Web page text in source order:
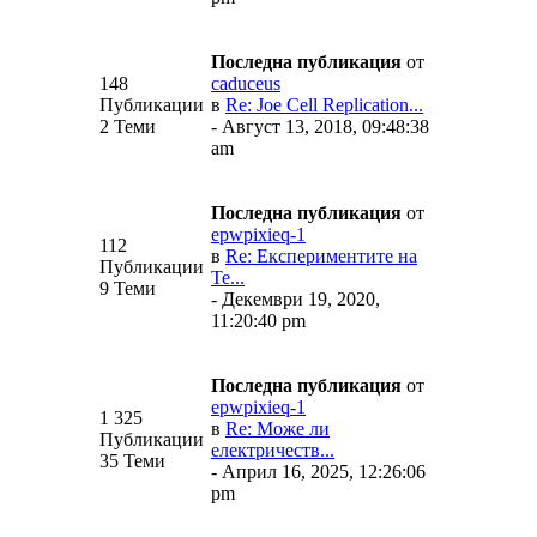
148
Публикации
2 Теми
Последна публикация от
caduceus
в Re: Joe Cell Replication...
- Август 13, 2018, 09:48:38
am
112
Публикации
9 Теми
Последна публикация от
epwpixieq-1
в Re: Експериментите на
Те...
- Декември 19, 2020,
11:20:40 pm
1 325
Публикации
35 Теми
Последна публикация от
epwpixieq-1
в Re: Може ли
електричеств...
- Април 16, 2025, 12:26:06
pm